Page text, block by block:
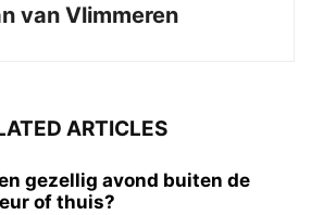
van Vlimmeren
ARTICLES
gezellig avond buiten de
of thuis?